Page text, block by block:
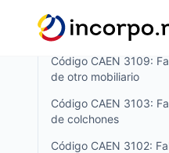
principalCódigo CAEN 3211:
monedas
Código CAEN 3109:
de otro mobiliario
Código CAEN 3103:
de colchones
Código CAEN 3102: